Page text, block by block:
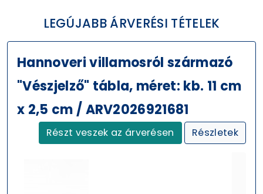
LEGÚJABB ÁRVERÉSI TÉTELEK
Hannoveri villamosról származó
"Vészjelző" tábla, méret: kb. 11 cm
x 2,5 cm / ARV2026921681
Részt veszek az árverésen Részletek